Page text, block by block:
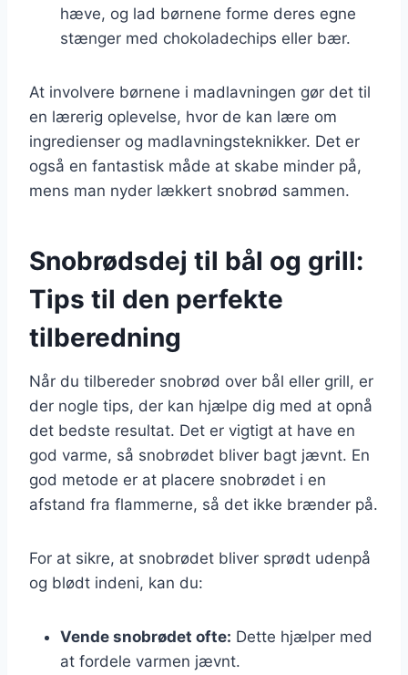
hæve, og lad børnene forme deres egne
stænger med chokoladechips eller bær.
At involvere børnene i madlavningen gør det til
en lærerig oplevelse, hvor de kan lære om
ingredienser og madlavningsteknikker. Det er
også en fantastisk måde at skabe minder på,
mens man nyder lækkert snobrød sammen.
Snobrødsdej til bål og grill:
Tips til den perfekte
tilberedning
Når du tilbereder snobrød over bål eller grill, er
der nogle tips, der kan hjælpe dig med at opnå
det bedste resultat. Det er vigtigt at have en
god varme, så snobrødet bliver bagt jævnt. En
god metode er at placere snobrødet i en
afstand fra flammerne, så det ikke brænder på.
For at sikre, at snobrødet bliver sprødt udenpå
og blødt indeni, kan du:
Vende snobrødet ofte: Dette hjælper med
at fordele varmen jævnt.